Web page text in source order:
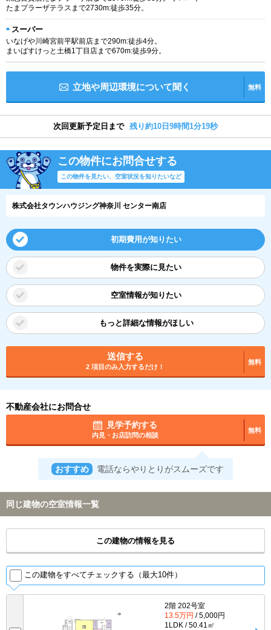
たまプラーザテラスまで2730m:徒歩35分。
スーパー
いなげや川崎宮前平駅前店まで290m:徒歩4分。
まいばすけっと土橋1丁目店まで670m:徒歩9分。
立地や周辺環境について聞く 無料
次回更新予定日まで 残り約10日9時間1分19秒
この物件にお問合せする
この物件を見たい、空室状況を知りたいなど
株式会社タウンハウジング神奈川 センター南店
初期費用が知りたい
物件を実際に見たい
空室情報が知りたい
もっと詳細な情報がほしい
送信する
2 項目のみ入力するだけ！
無料
不動産会社にお問合せ
見学予約する
内見・お店訪問の相談
無料
おすすめ 電話ならやりとりがスムーズです
同じ建物の空室情報一覧
この建物の情報を見る
この建物をすべてチェックする（最大10件）
2階 202号室
13.5万円 / 5,000円
1LDK / 50.41㎡